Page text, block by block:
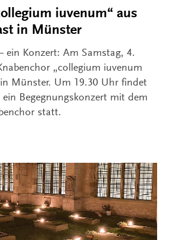
iuvenum“ aus
in Münster
ein Konzert: Am Samstag, 4.
„collegium iuvenum
Münster. Um 19.30 Uhr findet
Begegnungskonzert mit dem
statt.